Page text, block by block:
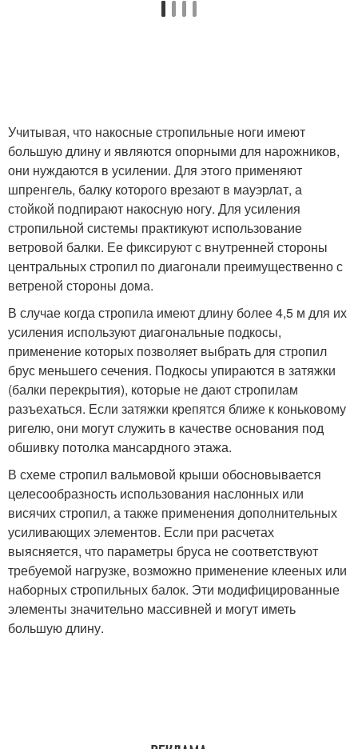
Учитывая, что накосные стропильные ноги имеют
большую длину и являются опорными для нарожников,
они нуждаются в усилении. Для этого применяют
шпренгель, балку которого врезают в мауэрлат, а
стойкой подпирают накосную ногу. Для усиления
стропильной системы практикуют использование
ветровой балки. Ее фиксируют с внутренней стороны
центральных стропил по диагонали преимущественно с
ветреной стороны дома.
В случае когда стропила имеют длину более 4,5 м для их
усиления используют диагональные подкосы,
применение которых позволяет выбрать для стропил
брус меньшего сечения. Подкосы упираются в затяжки
(балки перекрытия), которые не дают стропилам
разъехаться. Если затяжки крепятся ближе к коньковому
ригелю, они могут служить в качестве основания под
обшивку потолка мансардного этажа.
В схеме стропил вальмовой крыши обосновывается
целесообразность использования наслонных или
висячих стропил, а также применения дополнительных
усиливающих элементов. Если при расчетах
выясняется, что параметры бруса не соответствуют
требуемой нагрузке, возможно применение клееных или
наборных стропильных балок. Эти модифицированные
элементы значительно массивней и могут иметь
большую длину.